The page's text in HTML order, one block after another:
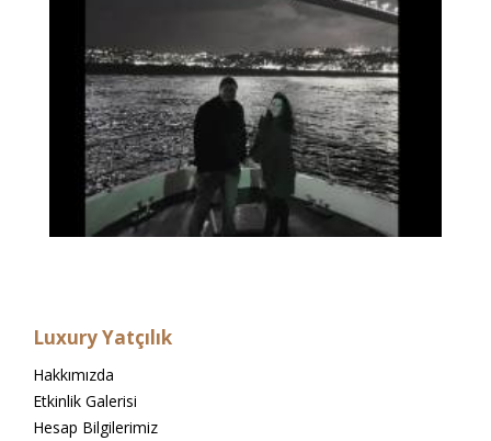
Luxury Yatçılık
Hakkımızda
Etkinlik Galerisi
Hesap Bilgilerimiz